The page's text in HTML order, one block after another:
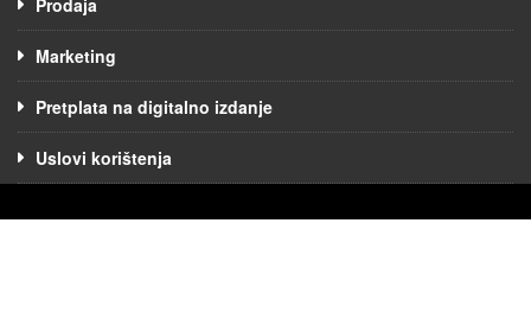
Marketing
Pretplata na digitalno izdanje
Uslovi korištenja